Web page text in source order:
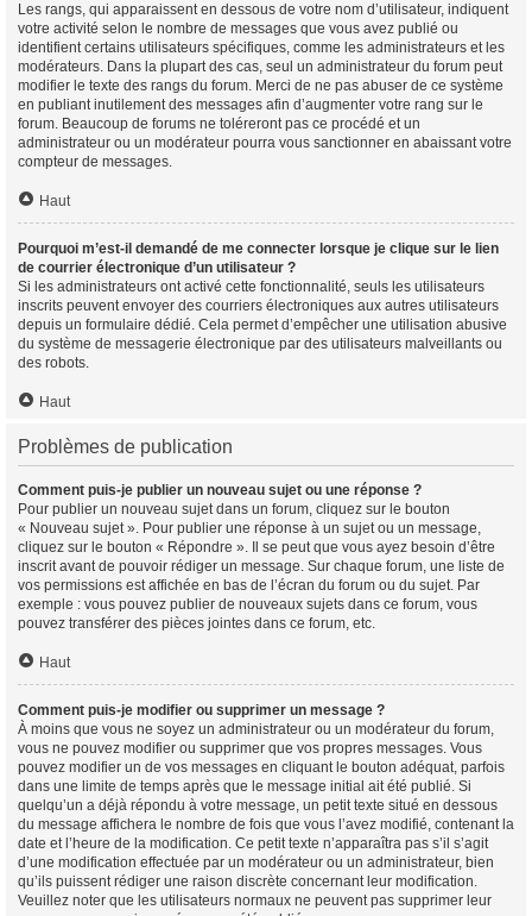
Les rangs, qui apparaissent en dessous de votre nom d’utilisateur, indiquent
votre activité selon le nombre de messages que vous avez publié ou
identifient certains utilisateurs spécifiques, comme les administrateurs et les
modérateurs. Dans la plupart des cas, seul un administrateur du forum peut
modifier le texte des rangs du forum. Merci de ne pas abuser de ce système
en publiant inutilement des messages afin d’augmenter votre rang sur le
forum. Beaucoup de forums ne toléreront pas ce procédé et un
administrateur ou un modérateur pourra vous sanctionner en abaissant votre
compteur de messages.
Haut
Pourquoi m’est-il demandé de me connecter lorsque je clique sur le lien
de courrier électronique d’un utilisateur ?
Si les administrateurs ont activé cette fonctionnalité, seuls les utilisateurs
inscrits peuvent envoyer des courriers électroniques aux autres utilisateurs
depuis un formulaire dédié. Cela permet d’empêcher une utilisation abusive
du système de messagerie électronique par des utilisateurs malveillants ou
des robots.
Haut
Problèmes de publication
Comment puis-je publier un nouveau sujet ou une réponse ?
Pour publier un nouveau sujet dans un forum, cliquez sur le bouton
« Nouveau sujet ». Pour publier une réponse à un sujet ou un message,
cliquez sur le bouton « Répondre ». Il se peut que vous ayez besoin d’être
inscrit avant de pouvoir rédiger un message. Sur chaque forum, une liste de
vos permissions est affichée en bas de l’écran du forum ou du sujet. Par
exemple : vous pouvez publier de nouveaux sujets dans ce forum, vous
pouvez transférer des pièces jointes dans ce forum, etc.
Haut
Comment puis-je modifier ou supprimer un message ?
À moins que vous ne soyez un administrateur ou un modérateur du forum,
vous ne pouvez modifier ou supprimer que vos propres messages. Vous
pouvez modifier un de vos messages en cliquant le bouton adéquat, parfois
dans une limite de temps après que le message initial ait été publié. Si
quelqu’un a déjà répondu à votre message, un petit texte situé en dessous
du message affichera le nombre de fois que vous l’avez modifié, contenant la
date et l’heure de la modification. Ce petit texte n’apparaîtra pas s’il s’agit
d’une modification effectuée par un modérateur ou un administrateur, bien
qu’ils puissent rédiger une raison discrète concernant leur modification.
Veuillez noter que les utilisateurs normaux ne peuvent pas supprimer leur